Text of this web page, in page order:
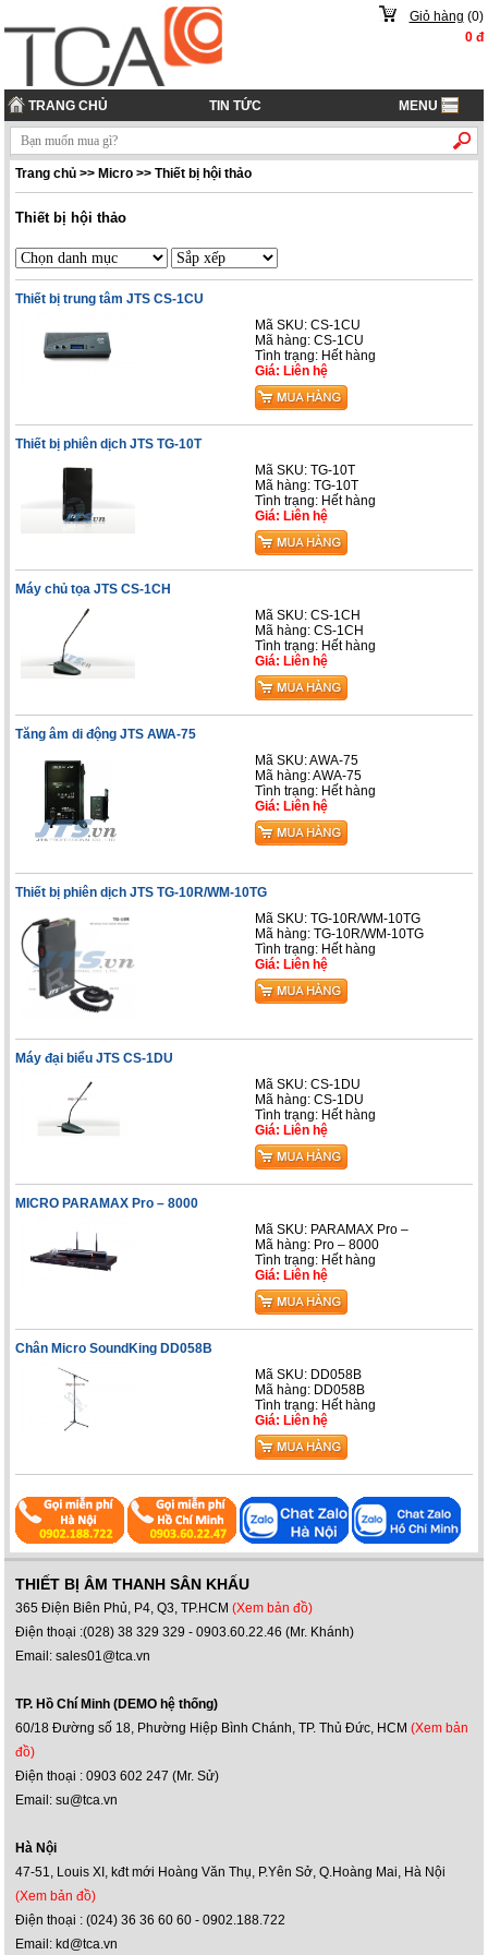
Giỏ hàng (0)
0đ
TRANG CHỦ TIN TỨC MENU
Trang chủ >>Micro >>Thiết bị hội thảo
Thiết bị hội thảo
Thiết bị trung tâm JTS CS-1CU
Mã SKU: CS-1CU
Mã hàng: CS-1CU
Tình trạng: Hết hàng
Giá: Liên hệ
Thiết bị phiên dịch JTS TG-10T
Mã SKU: TG-10T
Mã hàng: TG-10T
Tình trạng: Hết hàng
Giá: Liên hệ
Máy chủ tọa JTS CS-1CH
Mã SKU: CS-1CH
Mã hàng: CS-1CH
Tình trạng: Hết hàng
Giá: Liên hệ
Tăng âm di động JTS AWA-75
Mã SKU: AWA-75
Mã hàng: AWA-75
Tình trạng: Hết hàng
Giá: Liên hệ
Thiết bị phiên dịch JTS TG-10R/WM-10TG
Mã SKU: TG-10R/WM-10TG
Mã hàng: TG-10R/WM-10TG
Tình trạng: Hết hàng
Giá: Liên hệ
Máy đại biểu JTS CS-1DU
Mã SKU: CS-1DU
Mã hàng: CS-1DU
Tình trạng: Hết hàng
Giá: Liên hệ
MICRO PARAMAX Pro – 8000
Mã SKU: PARAMAX Pro –
Mã hàng: Pro – 8000
Tình trạng: Hết hàng
Giá: Liên hệ
Chân Micro SoundKing DD058B
Mã SKU: DD058B
Mã hàng: DD058B
Tình trạng: Hết hàng
Giá: Liên hệ
THIẾT BỊ ÂM THANH SÂN KHẤU
365 Điện Biên Phủ, P4, Q3, TP.HCM(Xem bản đồ)
Điện thoại :(028) 38 329 329 - 0903.60.22.46 (Mr. Khánh)
Email: sales01@tca.vn
TP. Hồ Chí Minh (DEMO hệ thống)
60/18 Đường số 18, Phường Hiệp Bình Chánh, TP. Thủ Đức, HCM(Xem bản
đồ)
Điện thoại : 0903 602 247 (Mr. Sử)
Email: su@tca.vn
Hà Nội
47-51, Louis XI, kđt mới Hoàng Văn Thụ, P.Yên Sở, Q.Hoàng Mai, Hà Nội
(Xem bản đồ)
Điện thoại : (024) 36 36 60 60 - 0902.188.722
Email: kd@tca.vn